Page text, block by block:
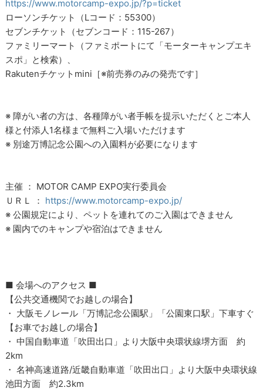
https://www.motorcamp-expo.jp/?p=ticket
ローソンチケット（Lコード：55300）
セブンチケット（セブンコード：115-267）
ファミリーマート（ファミポートにて「モーターキャンプエキ
スポ」と検索）、
Rakutenチケットmini［※前売券のみの発売です］
※ 障がい者の方は、各種障がい者手帳を提示いただくとご本人
様と付添人1名様まで無料ご入場いただけます
※ 別途万博記念公園への入園料が必要になります
主催 ： MOTOR CAMP EXPO実行委員会
ＵＲＬ ： https://www.motorcamp-expo.jp/
※ 公園規定により、ペットを連れてのご入園はできません
※ 園内でのキャンプや宿泊はできません
■ 会場へのアクセス ■
【公共交通機関でお越しの場合】
・ 大阪モノレール「万博記念公園駅」「公園東口駅」下車すぐ
【お車でお越しの場合】
・ 中国自動車道「吹田出口」より大阪中央環状線堺方面 約
2km
・ 名神高速道路/近畿自動車道「吹田出口」より大阪中央環状線
池田方面 約2.3km